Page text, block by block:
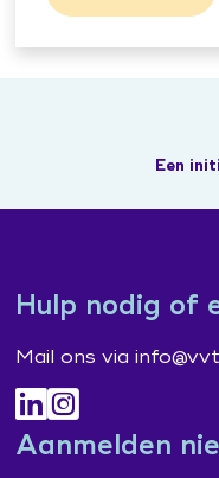
Een
Hulp nodig of
Mail ons via
Aanmelden